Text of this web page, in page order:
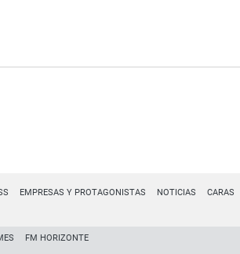
EMPRESAS Y PROTAGONISTAS NOTICIAS CARAS
FM HORIZONTE